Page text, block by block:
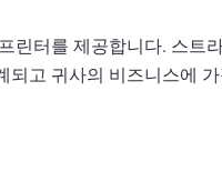
린터를 제공합니다. 스트
고 귀사의 비즈니스에